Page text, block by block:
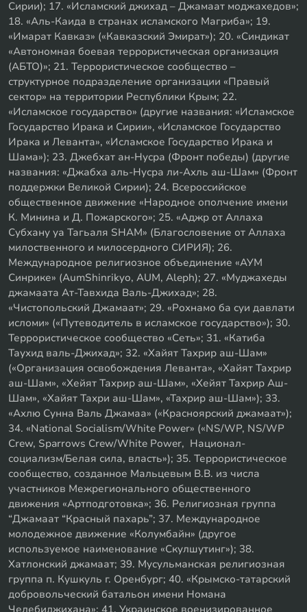
Сирии); 17. «Исламский джихад – Джамаат моджахедов»;
18. «Аль-Каида в странах исламского Магриба»; 19.
«Имарат Кавказ» («Кавказский Эмират»); 20. «Синдикат
«Автономная боевая террористическая организация
(АБТО)»; 21. Террористическое сообщество –
структурное подразделение организации «Правый
сектор» на территории Республики Крым; 22.
«Исламское государство» (другие названия: «Исламское
Государство Ирака и Сирии», «Исламское Государство
Ирака и Леванта», «Исламское Государство Ирака и
Шама»); 23. Джебхат ан-Нусра (Фронт победы) (другие
названия: «Джабха аль-Нусра ли-Ахль аш-Шам» (Фронт
поддержки Великой Сирии); 24. Всероссийское
общественное движение «Народное ополчение имени
К. Минина и Д. Пожарского»; 25. «Аджр от Аллаха
Субхану уа Тагьаля SHAM» (Благословение от Аллаха
милоственного и милосердного СИРИЯ); 26.
Международное религиозное объединение «АУМ
Синрике» (AumShinrikyo, AUM, Aleph); 27. «Муджахеды
джамаата Ат-Тавхида Валь-Джихад»; 28.
«Чистопольский Джамаат»; 29. «Рохнамо ба суи давлати
исломи» («Путеводитель в исламское государство»); 30.
Террористическое сообщество «Сеть»; 31. «Катиба
Таухид валь-Джихад»; 32. «Хайят Тахрир аш-Шам»
(«Организация освобождения Леванта», «Хайят Тахрир
аш-Шам», «Хейят Тахрир аш-Шам», «Хейят Тахрир Аш-
Шам», «Хайят Тахри аш-Шам», «Тахрир аш-Шам»); 33.
«Ахлю Сунна Валь Джамаа» («Красноярский джамаат»);
34. «National Socialism/White Power» («NS/WP, NS/WP
Crew, Sparrows Crew/White Power, Национал-
социализм/Белая сила, власть»); 35. Террористическое
сообщество, созданное Мальцевым В.В. из числа
участников Межрегионального общественного
движения «Артподготовка»; 36. Религиозная группа
“Джамаат “Красный пахарь”; 37. Международное
молодежное движение «Колумбайн» (другое
используемое наименование «Скулшутинг»); 38.
Хатлонский джамаат; 39. Мусульманская религиозная
группа п. Кушкуль г. Оренбург; 40. «Крымско-татарский
добровольческий батальон имени Номана
Челебиджихана»; 41. Украинское военизированное